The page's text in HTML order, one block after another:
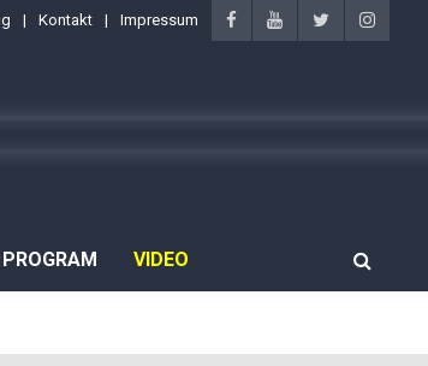
Kontakt Impressum
VIDEO